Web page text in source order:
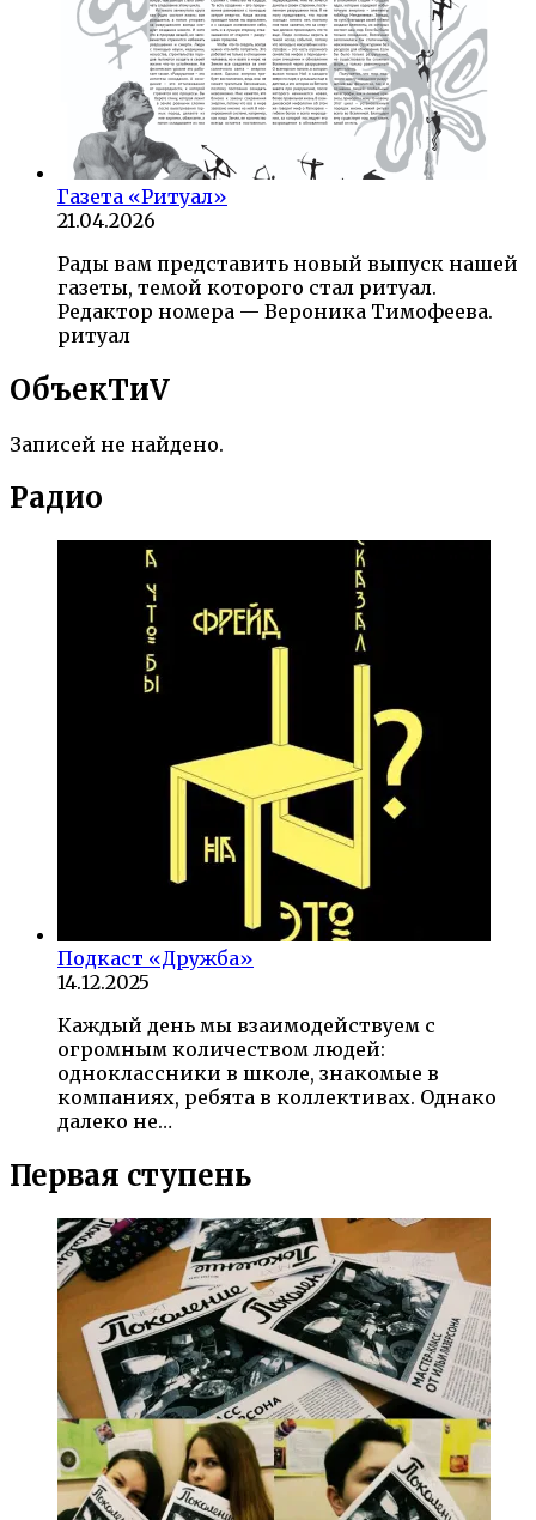
Газета «Ритуал»
21.04.2026
Рады вам представить новый выпуск нашей
газеты, темой которого стал ритуал.
Редактор номера — Вероника Тимофеева.
ритуал
ОбъекTиV
Записей не найдено.
Радио
Подкаст «Дружба»
14.12.2025
Каждый день мы взаимодействуем с
огромным количеством людей:
одноклассники в школе, знакомые в
компаниях, ребята в коллективах. Однако
далеко не…
Первая ступень